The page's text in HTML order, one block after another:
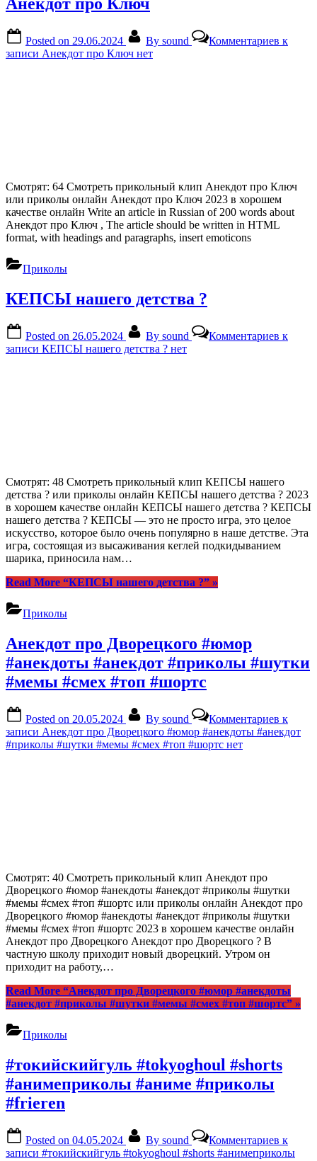
Posted on 29.06.2024 By sound Комментариев к
записи Анекдот про Ключ нет
Смотрят: 64 Смотреть прикольный клип Анекдот про Ключ
или приколы онлайн Анекдот про Ключ 2023 в хорошем
качестве онлайн Write an article in Russian of 200 words about
Анекдот про Ключ , The article should be written in HTML
format, with headings and paragraphs, insert emoticons
Приколы
КЕПСЫ нашего детства ?
Posted on 26.05.2024 By sound Комментариев к
записи КЕПСЫ нашего детства ? нет
Смотрят: 48 Смотреть прикольный клип КЕПСЫ нашего
детства ? или приколы онлайн КЕПСЫ нашего детства ? 2023
в хорошем качестве онлайн КЕПСЫ нашего детства ? КЕПСЫ
нашего детства ? КЕПСЫ — это не просто игра, это целое
искусство, которое было очень популярно в наше детстве. Эта
игра, состоящая из высаживания кеглей подкидыванием
шарика, приносила нам…
Read More “КЕПСЫ нашего детства ?” »
Приколы
Анекдот про Дворецкого #юмор
#анекдоты #анекдот #приколы #шутки
#мемы #смех #топ #шортс
Posted on 20.05.2024 By sound Комментариев к
записи Анекдот про Дворецкого #юмор #анекдоты #анекдот
#приколы #шутки #мемы #смех #топ #шортс нет
Смотрят: 40 Смотреть прикольный клип Анекдот про
Дворецкого #юмор #анекдоты #анекдот #приколы #шутки
#мемы #смех #топ #шортс или приколы онлайн Анекдот про
Дворецкого #юмор #анекдоты #анекдот #приколы #шутки
#мемы #смех #топ #шортс 2023 в хорошем качестве онлайн
Анекдот про Дворецкого Анекдот про Дворецкого ? В
частную школу приходит новый дворецкий. Утром он
приходит на работу,…
Read More “Анекдот про Дворецкого #юмор #анекдоты
#анекдот #приколы #шутки #мемы #смех #топ #шортс” »
Приколы
#токийскийгуль #tokyoghoul #shorts
#анимеприколы #аниме #приколы
#frieren
Posted on 04.05.2024 By sound Комментариев к
записи #токийскийгуль #tokyoghoul #shorts #анимеприколы